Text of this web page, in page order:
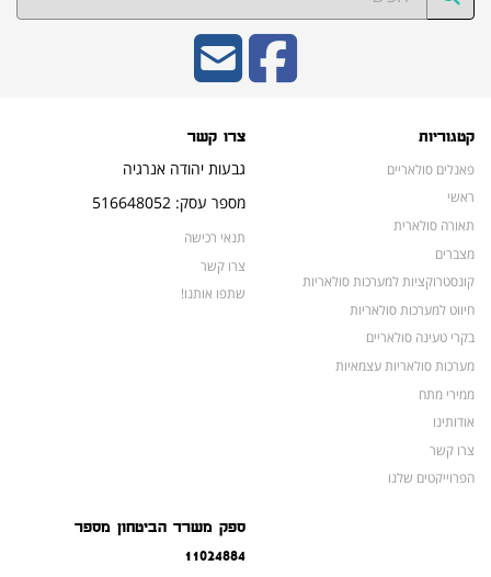
קטגוריות
פאנלים סולאריים
ראשי
תאורה סולארית
מצברים
קונסטרוקציות למערכות סולאריות
חיווט למערכות סולאריות
בקרי טעינה סולאריים
מערכות סולאריות עצמאיות
ממירי מתח
אודותינו
צרו קשר
הפרוייקטים שלנו
צרו קשר
גבעות יהודה אנרגיה
מספר עסק: 516648052
תנאי רכישה
צרו קשר
שתפו אותנו!
ספק משרד הביטחון מספר
11024884